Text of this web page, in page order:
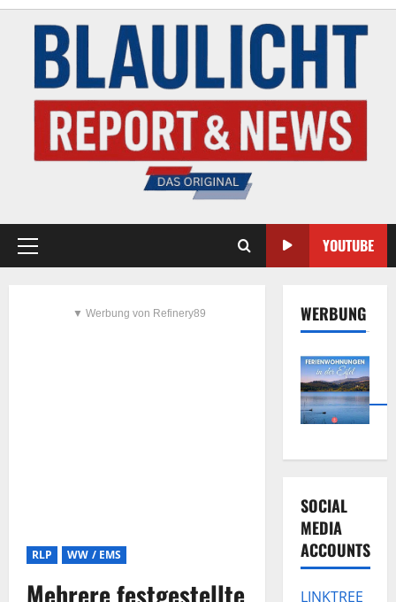
YOUTUBE
▼ Werbung von Refinery89
RLP WW / EMS
Mehrere festgestellte
WERBUNG
SOCIAL
MEDIA
ACCOUNTS
LINKTREE